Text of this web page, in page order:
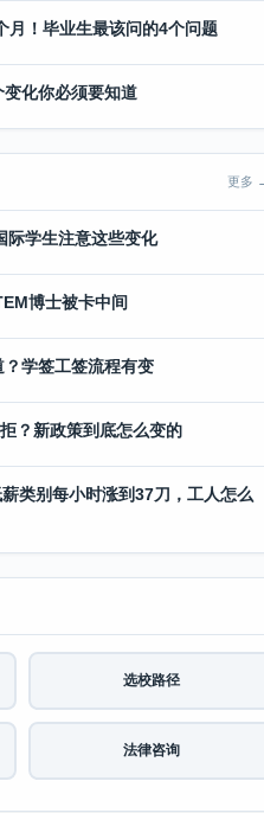
月！毕业生最该问的4个问题
化你必须要知道
更多
学生注意这些变化
博士被卡中间
学签工签流程有变
？新政策到底怎么变的
类别每小时涨到37刀，工人怎么
选校路径
法律咨询